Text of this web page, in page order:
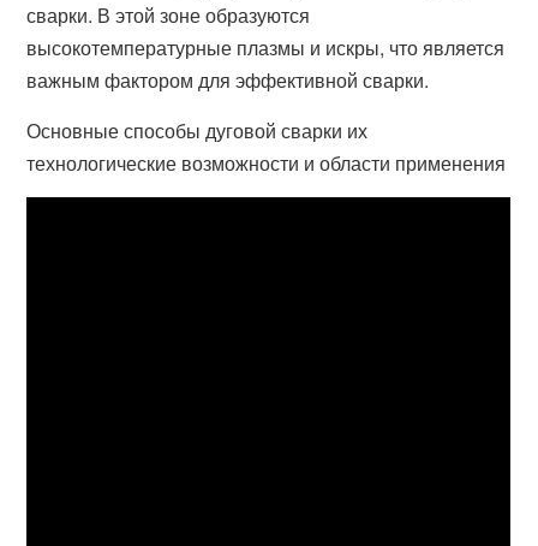
сварки. В этой зоне образуются
высокотемпературные плазмы и искры, что является
важным фактором для эффективной сварки.
Основные способы дуговой сварки их
технологические возможности и области применения